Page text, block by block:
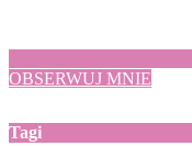
OBSERWUJ MNIE
Tagi